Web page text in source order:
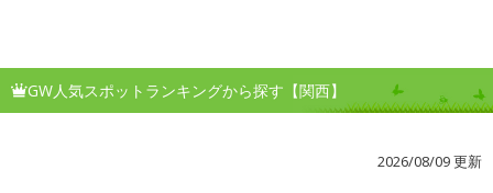
GW人気スポットランキングから探す【関西】
2026/08/09 更新